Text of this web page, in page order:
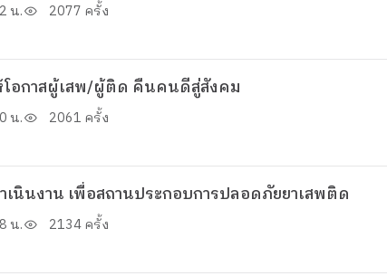
น. 2077 ครั้ง
โอกาสผู้เสพ/ผู้ติด คืนคนดีสู่สังคม
น. 2061 ครั้ง
นินงาน เพื่อสถานประกอบการปลอดภัยยาเสพติด
น. 2134 ครั้ง